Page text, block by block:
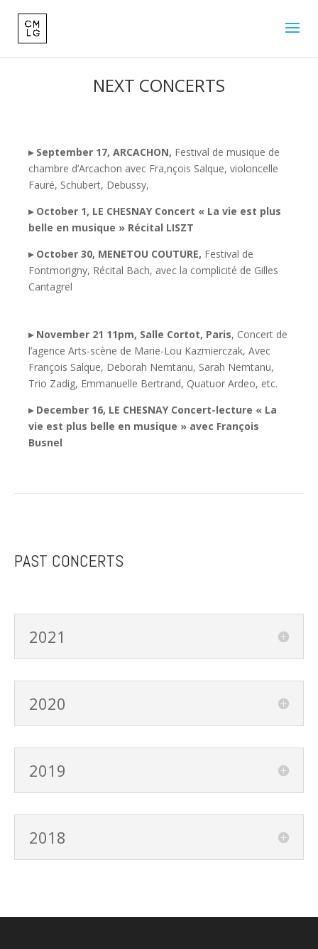
NEXT CONCERTS
▸September 17, ARCACHON, Festival de musique de
chambre d’Arcachon avec Fra,nçois Salque, violoncelle
Fauré, Schubert, Debussy,
▸October 1, LE CHESNAY Concert « La vie est plus
belle en musique » Récital LISZT
▸October 30, MENETOU COUTURE, Festival de
Fontmorigny, Récital Bach, avec la complicité de Gilles
Cantagrel
▸November 21 11pm, Salle Cortot, Paris, Concert de
l’agence Arts-scène de Marie-Lou Kazmierczak, Avec
François Salque, Deborah Nemtanu, Sarah Nemtanu,
Trio Zadig, Emmanuelle Bertrand, Quatuor Ardeo, etc.
▸December 16, LE CHESNAY Concert-lecture « La
vie est plus belle en musique » avec François
Busnel
PAST CONCERTS
2021
2020
2019
2018